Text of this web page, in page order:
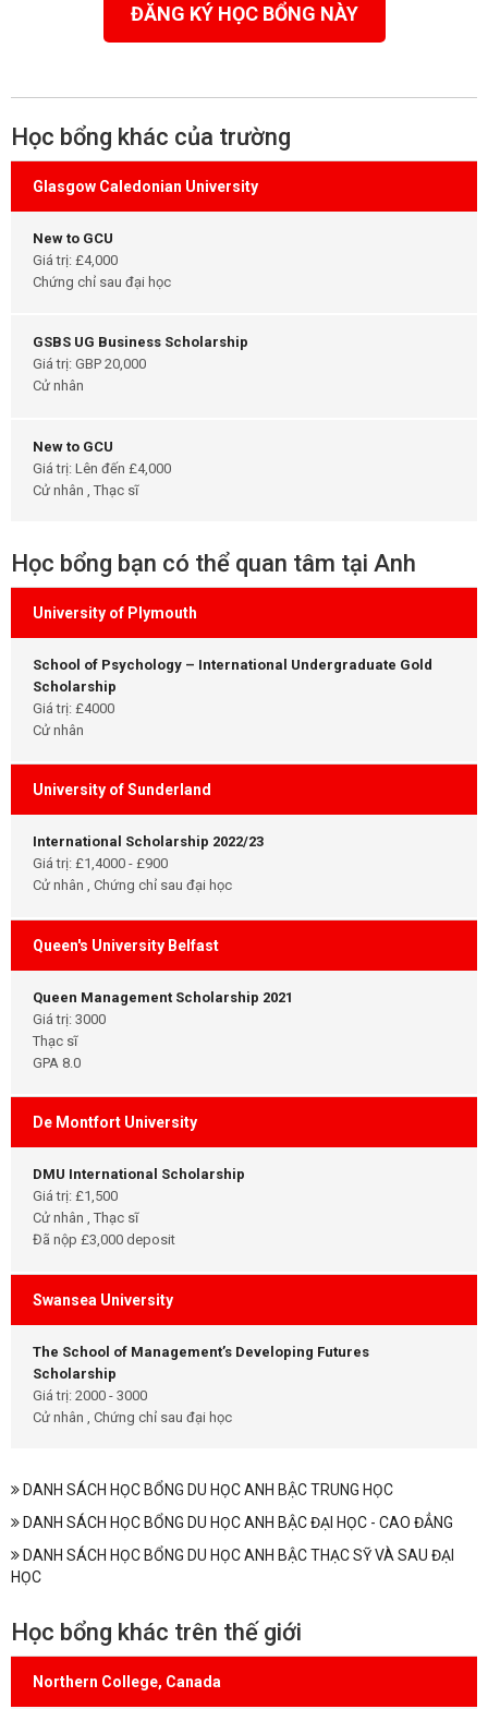
ĐĂNG KÝ HỌC BỔNG NÀY
Học bổng khác của trường
Glasgow Caledonian University
New to GCU
Giá trị: £4,000
Chứng chỉ sau đại học
GSBS UG Business Scholarship
Giá trị: GBP 20,000
Cử nhân
New to GCU
Giá trị: Lên đến £4,000
Cử nhân , Thạc sĩ
Học bổng bạn có thể quan tâm tại Anh
University of Plymouth
School of Psychology – International Undergraduate Gold
Scholarship
Giá trị: £4000
Cử nhân
University of Sunderland
International Scholarship 2022/23
Giá trị: £1,4000 - £900
Cử nhân , Chứng chỉ sau đại học
Queen's University Belfast
Queen Management Scholarship 2021
Giá trị: 3000
Thạc sĩ
GPA 8.0
De Montfort University
DMU International Scholarship
Giá trị: £1,500
Cử nhân , Thạc sĩ
Đã nộp £3,000 deposit
Swansea University
The School of Management’s Developing Futures
Scholarship
Giá trị: 2000 - 3000
Cử nhân , Chứng chỉ sau đại học
DANH SÁCH HỌC BỔNG DU HỌC ANH BẬC TRUNG HỌC
DANH SÁCH HỌC BỔNG DU HỌC ANH BẬC ĐẠI HỌC - CAO ĐẲNG
DANH SÁCH HỌC BỔNG DU HỌC ANH BẬC THẠC SỸ VÀ SAU ĐẠI
HỌC
Học bổng khác trên thế giới
Northern College, Canada